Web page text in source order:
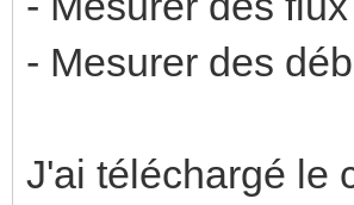
- Mesurer des
J'ai téléchargé le